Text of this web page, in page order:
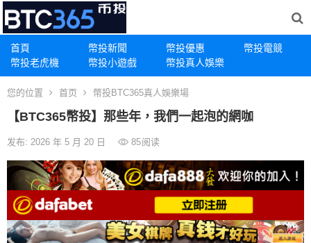
首頁 幣投新聞 幣投優惠
幣投電競
幣投老虎機
幣投小遊戲 幣投真人娛樂
您的位置 首页 幣投BTC365真人娛樂場
【BTC365幣投】那些年，我們一起泡的網咖
发布: 2026 年 5 月 20 日 85阅读